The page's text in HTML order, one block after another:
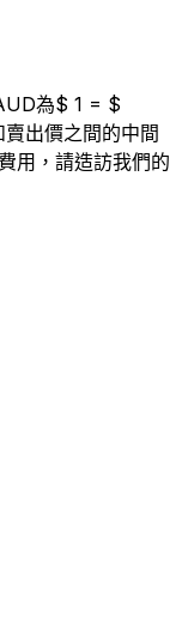
為$ 1 = $
出價之間的中間
用，請造訪我們的